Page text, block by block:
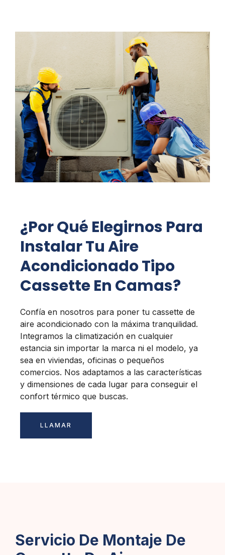
¿Por Qué Elegirnos Para
Instalar Tu Aire
Acondicionado Tipo
Cassette En Camas?
Confía en nosotros para poner tu cassette de
aire acondicionado con la máxima tranquilidad.
Integramos la climatización en cualquier
estancia sin importar la marca ni el modelo, ya
sea en viviendas, oficinas o pequeños
comercios. Nos adaptamos a las características
y dimensiones de cada lugar para conseguir el
confort térmico que buscas.
LLAMAR
Servicio De Montaje De